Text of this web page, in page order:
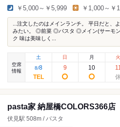
￥5,000～￥5,999 ￥1,000～￥
...注文したのはメインランチ。 平日だと、
みたい。 ◎前菜 ◎パスタ ◎メイン(サーモ
ク 味は美味しく...
空席
情報
土
8/8
日
9
月
10
火
pasta家 納屋橋COLORS366店
伏見駅 508m / パスタ